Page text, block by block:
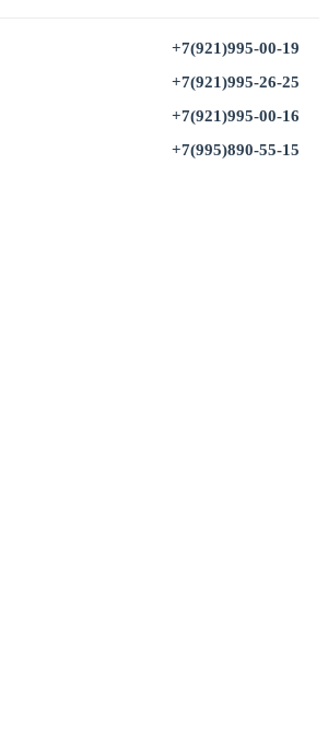
+7(921)995-00-19
+7(921)995-26-25
+7(921)995-00-16
+7(995)890-55-15